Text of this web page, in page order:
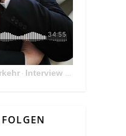
· Interview Mit Andreas Matthä, CEO der ÖBB Holding